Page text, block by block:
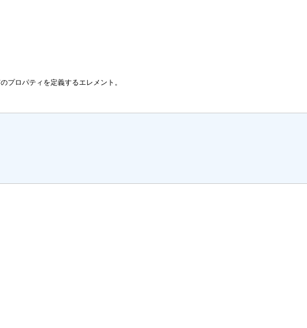
プロパティを定義するエレメント。